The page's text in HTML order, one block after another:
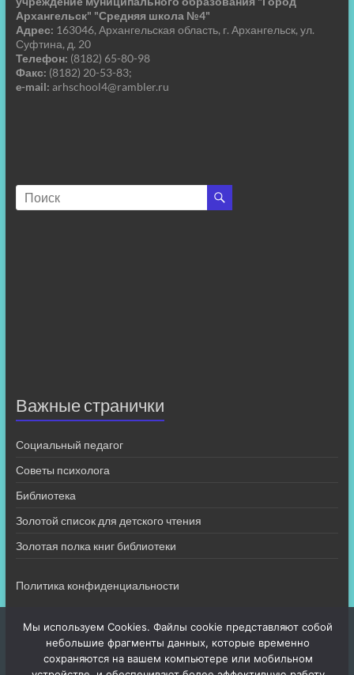
Архангельск" "Средняя школа №4"
Адрес: 163046, Архангельская область, г. Архангельск, ул.
Суфтина, д. 20
Телефон: (8182) 65-80-98
Факс: (8182) 20-53-83;
e-mail: arhschool4@rambler.ru
Важные странички
Социальный педагог
Советы психолога
Библиотека
Золотой список для детского чтения
Золотая полка книг библиотеки
Политика конфиденциальности
Мы используем Cookies. Файлы cookie представляют собой
небольшие фрагменты данных, которые временно
сохраняются на вашем компьютере или мобильном